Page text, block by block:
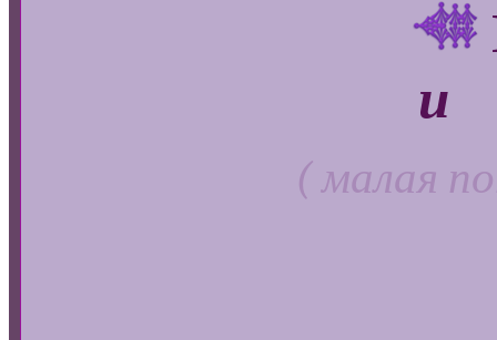
и
( малая